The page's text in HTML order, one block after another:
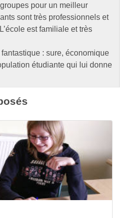
pour un meilleur
sont très professionnels et
est familiale et très
: sure, économique
étudiante qui lui donne